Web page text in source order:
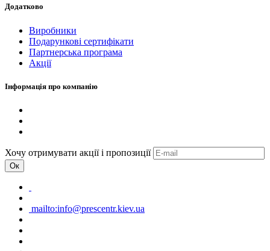
Додатково
Виробники
Подарункові сертифікати
Партнерська програма
Акції
Інформація про компанію
Хочу отримувати акції і пропозиції
Ок
mailto:info@prescentr.kiev.ua